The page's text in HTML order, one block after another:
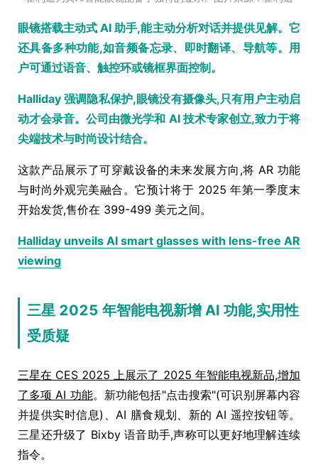
眼镜搭载主动式 AI 助手,能主动分析对话并提供见解。它
还具备多种功能,如音频备忘录、即时翻译、导航等。用
户可通过语音、触控环或镜框界面控制。
Halliday 强调隐私保护,眼镜没有摄像头,只有用户主动启
动才会录音。公司由微光学和 AI 技术专家创立,致力于将
尖端技术与时尚设计结合。
这款产品展示了可穿戴设备的未来发展方向,将 AR 功能
与时尚外观完美融合。它预计将于 2025 年第一季度末
开始发货,售价在 399-499 美元之间。
Halliday unveils AI smart glasses with lens-free AR
viewing
三星 2025 年智能电视新增 AI 功能,实用性
受质疑
三星在 CES 2025 上展示了 2025 年智能电视新品,增加
了多项 AI 功能。新功能包括"点击搜索"(可识别屏幕内容
并提供实时信息)、AI 膳食规划、新的 AI 遥控按钮等。
三星还升级了 Bixby 语音助手,声称可以更好地理解连续
指令。